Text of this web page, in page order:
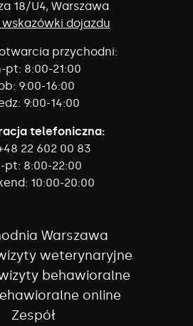
18/U4, Warszawa
dojazdu
przychodni:
pt: 8:00-21:00
9:00-16:00
9:00-14:00
telefoniczna:
22 602 00 83
pt: 8:00-22:00
10:00-20:00
Warszawa
weterynaryjne
behawioralne
online
Zespół